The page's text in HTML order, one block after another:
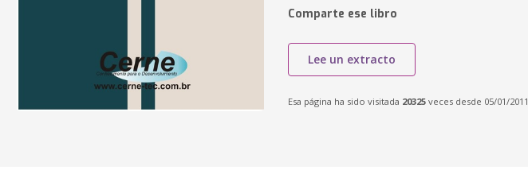
Comparte ese libro
Lee un extracto
Esa página ha sido visitada 20325 veces desde 05/01/2011